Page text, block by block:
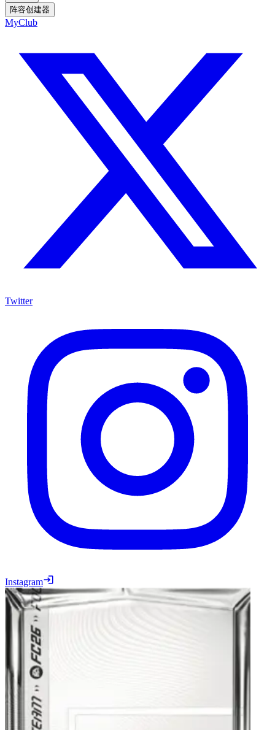
阵容创建器
MyClub
Twitter
Instagram